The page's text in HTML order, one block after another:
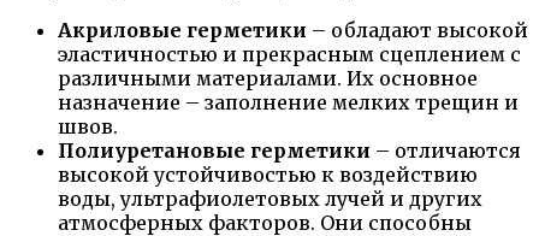
Акриловые герметики – обладают высокой
эластичностью и прекрасным сцеплением с
различными материалами. Их основное
назначение – заполнение мелких трещин и
швов.
Полиуретановые герметики – отличаются
высокой устойчивостью к воздействию
воды, ультрафиолетовых лучей и других
атмосферных факторов. Они способны